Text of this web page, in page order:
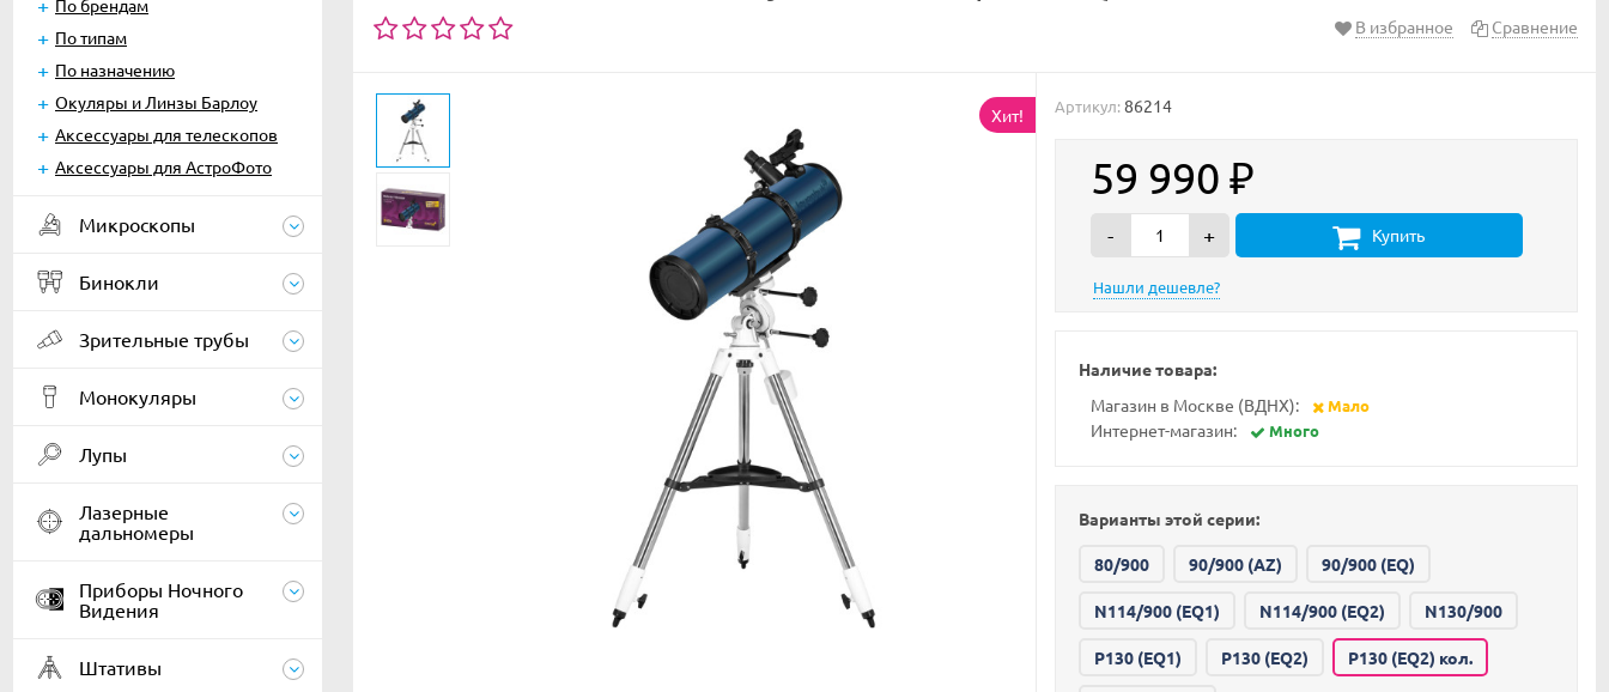
По брендам
По типам
По назначению
Окуляры и Линзы Барлоу
Аксессуары для телескопов
Аксессуары для АстроФото
Микроскопы
Бинокли
Зрительные трубы
Монокуляры
Лупы
Лазерные
дальномеры
Приборы Ночного
Видения
Штативы
В избранное Сравнение
Хит! Артикул: 86214
59 990 ₽
- + Купить
Наличие товара:
Магазин в Москве (ВДНХ):
Мало
Интернет-магазин: Много
Варианты этой серии:
80/900 90/900 (AZ) 90/900 (EQ)
N114/900 (EQ1) N114/900 (EQ2) N130/900
P130 (EQ1) P130 (EQ2) P130 (EQ2) кол.